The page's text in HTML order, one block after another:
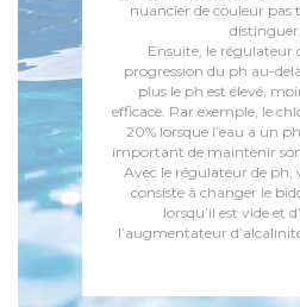
nuancier de couleur pas
distinguer.
Ensuite, le régulateur
progression du ph au-
plus le ph est élevé,
efficace. Par exemple, le
20% lorsque l’eau a un
important de maintenir
Avec le régulateur de ph,
consiste à changer le
lorsqu’il est vide et
l’augmentateur